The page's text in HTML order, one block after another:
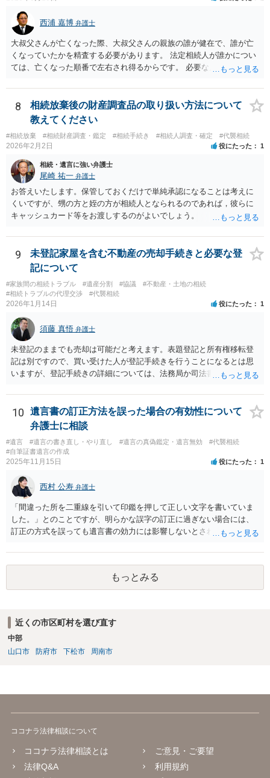
西浦 嘉博 弁護士
大叔父さんが亡くなった際、大叔父さんの親族の誰が健在で、誰が亡
くなっていたかを精査する必要があります。 法定相続人が誰かについ
ては、亡くなった順番で左右され得るからです。 必要な戸籍謄本を揃
8
相続放棄後の財産調査品の取り扱い方法について
教えてください
#相続放棄 #相続財産調査・鑑定 #相続手続き #相続人調査・確定 #代襲相続
2026年2月2日 役にたった 1
相続・遺言に強い弁護士
尾崎 祐一 弁護士
お答えいたします。保管しておくだけで単純承認になることは考えに
くいですが、甥の方と姪の方が相続人となられるのであれば，彼らに
キャッシュカード等をお渡しするのがよいでしょう。
9
未登記家屋を含む不動産の売却手続きと必要な登
記について
#家族間の相続トラブル #遺産分割 #協議
#不動産・土地の相続
#相続トラブルの代理交渉
#代襲相続
2026年1月14日 役にたった 1
須藤 真悟 弁護士
未登記のままでも売却は可能だと考えます。表題登記と所有権移転登
記は別ですので、買い受けた人が登記手続きを行うことになるとは思
いますが、登記手続きの詳細については、法務局か司法書士に確認す
10
遺言書の訂正方法を誤った場合の有効性について
弁護士に相談
#遺言 #遺言の書き直し・やり直し #遺言の真偽鑑定・遺言無効
#代襲相続
#自筆証書遺言の作成
2025年11月15日 役にたった 1
西村 公寿 弁護士
「間違った所を二重線を引いて印鑑を押して正しい文字を書いていま
した。」とのことですが、明らかな誤字の訂正に過ぎない場合には、
訂正の方式を誤っても遺言書の効力には影響しないとされているよう
もっとみる
近くの市区町村を選び直す
中部
山口市
防府市 下松市 周南市
ココナラ法律相談について
ココナラ法律相談とは
法律Q&A
ご意見・ご要望
利用規約